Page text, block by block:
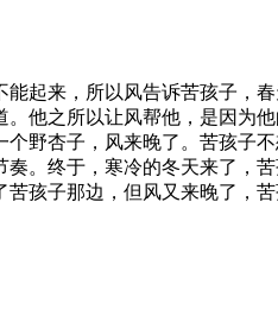
起来，所以风告诉苦孩子，
他之所以让风帮他，是因为
野杏子，风来晚了。苦孩子
。终于，寒冷的冬天来了，
孩子那边，但风又来晚了，